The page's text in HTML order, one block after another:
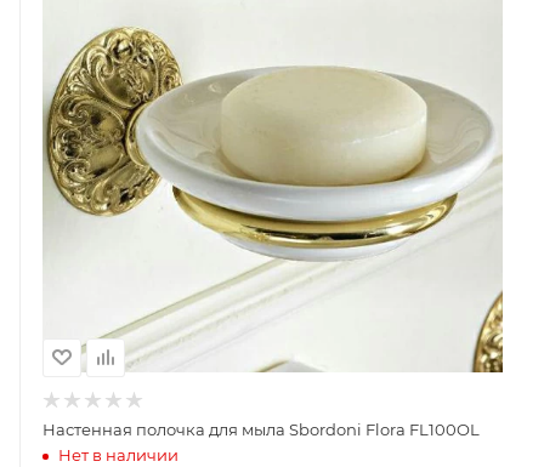
Настенная полочка для мыла Sbordoni Flora FL100OL
Нет в наличии